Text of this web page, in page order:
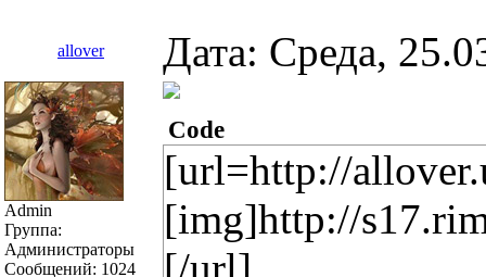
allover Дата: Среда,
Admin
Группа:
Администраторы
Сообщений: 1024
Code
[url=http://
[img]http://